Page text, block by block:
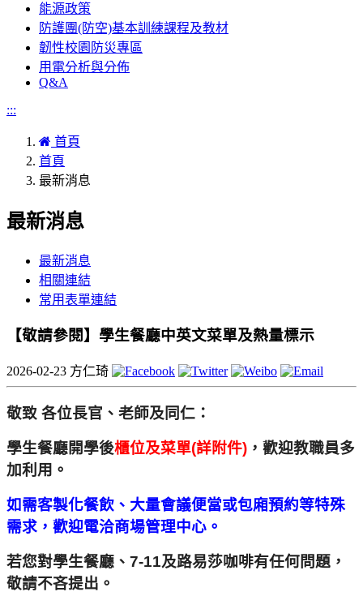
能源政策
防護團(防空)基本訓練課程及教材
韌性校園防災專區
用電分析與分佈
Q&A
:::
首頁
首頁
最新消息
最新消息
最新消息
相關連結
常用表單連結
【敬請參閱】學生餐廳中英文菜單及熱量標示
2026-02-23 方仁琦
敬致 各位長官、老師及同仁：
學生餐廳開學後櫃位及菜單(詳附件) ，歡迎教職員多
加利用。
如需客製化餐飲、大量會議便當或包廂預約等特殊
需求， 歡迎電洽商場管理中心。
若您對學生餐廳、7-11及路易莎咖啡有任何問題，
敬請不吝提出。